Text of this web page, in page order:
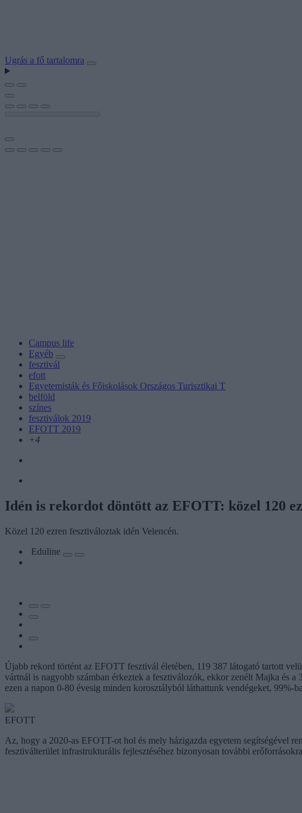
Ugrás a fő tartalomra
Campus life
Egyéb
fesztivál
efott
Egyetemisták és Főiskolások Országos Turisztikai T
belföld
színes
fesztiválok 2019
EFOTT 2019
+4
Idén is rekordot döntött az EFOTT: közel 120
Közel 120 ezren fesztiváloztak idén Velencén.
Eduline
Újabb rekord történt az EFOTT fesztivál életében, 119 387 látogató tartott
vártnál is nagyobb számban érkeztek a fesztiválozók, ekkor zenélt Majka és
ezen a napon 0-80 évesig minden korosztályból láthattunk vendégeket, 99%-
EFOTT
Az, hogy a 2020-as EFOTT-ot hol és mely házigazda egyetem segítségével
fesztiválterület infrastrukturális fejlesztéséhez bizonyosan további